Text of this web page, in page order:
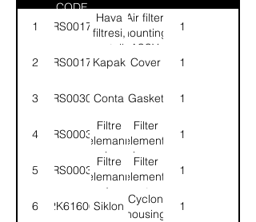
CODE
1 52RS001777
Hava
filtresi,
montajlı-
KMPL.
Air filter,
mounting-
ASSY.
1
2 52RS001781Kapak Cover 1
3 52RS003080Conta Gasket 1
4 52RS000351
Filtre
elemanı,
iç
Filter
element,
inner
1
5 52RS000350
Filtre
elemanı,
dış
Filter
element,
outer
1
6 2K61606Siklon
Cyclon
housing
1